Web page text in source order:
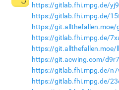
https://gitlab.fhi.mpg.de/
https://gitlab.fhi.mpg.de/
https://
https://gitlab.fhi.mpg.de/
https://
https://git.acwing.com/
https://gitlab.fhi.mpg.de/
https://gitlab.fhi.mpg.de/